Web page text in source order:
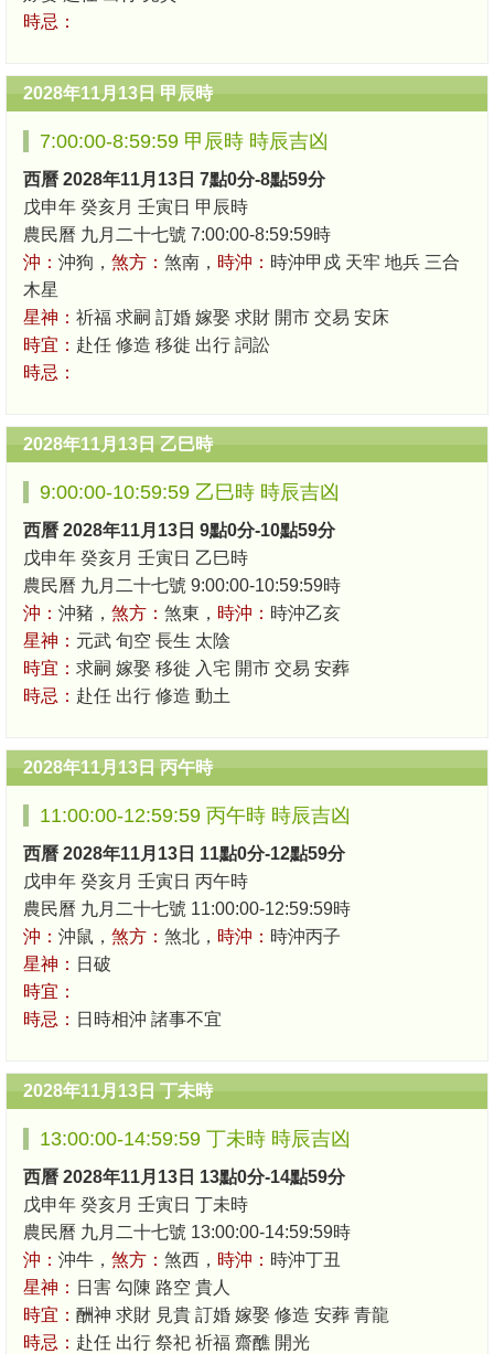
時忌：
2028年11月13日 甲辰時
7:00:00-8:59:59 甲辰時 時辰吉凶
西曆 2028年11月13日 7點0分-8點59分
戊申年 癸亥月 壬寅日 甲辰時
農民曆 九月二十七號 7:00:00-8:59:59時
沖： 沖狗， 煞方： 煞南， 時沖： 時沖甲戍 天牢 地兵 三合
木星
星神： 祈福 求嗣 訂婚 嫁娶 求財 開市 交易 安床
時宜： 赴任 修造 移徙 出行 詞訟
時忌：
2028年11月13日 乙巳時
9:00:00-10:59:59 乙巳時 時辰吉凶
西曆 2028年11月13日 9點0分-10點59分
戊申年 癸亥月 壬寅日 乙巳時
農民曆 九月二十七號 9:00:00-10:59:59時
沖： 沖豬， 煞方： 煞東， 時沖： 時沖乙亥
星神： 元武 旬空 長生 太陰
時宜： 求嗣 嫁娶 移徙 入宅 開市 交易 安葬
時忌： 赴任 出行 修造 動土
2028年11月13日 丙午時
11:00:00-12:59:59 丙午時 時辰吉凶
西曆 2028年11月13日 11點0分-12點59分
戊申年 癸亥月 壬寅日 丙午時
農民曆 九月二十七號 11:00:00-12:59:59時
沖： 沖鼠， 煞方： 煞北， 時沖： 時沖丙子
星神： 日破
時宜：
時忌： 日時相沖 諸事不宜
2028年11月13日 丁未時
13:00:00-14:59:59 丁未時 時辰吉凶
西曆 2028年11月13日 13點0分-14點59分
戊申年 癸亥月 壬寅日 丁未時
農民曆 九月二十七號 13:00:00-14:59:59時
沖： 沖牛， 煞方： 煞西， 時沖： 時沖丁丑
星神： 日害 勾陳 路空 貴人
時宜： 酬神 求財 見貴 訂婚 嫁娶 修造 安葬 青龍
時忌： 赴任 出行 祭祀 祈福 齋醮 開光